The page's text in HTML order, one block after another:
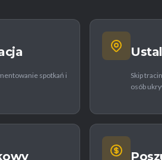
spotkań i
Skip
osób